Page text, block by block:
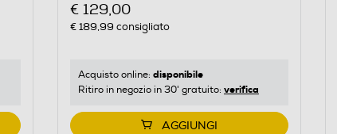
€ 129,00
€ 189,99 consigliato
Acquisto online: disponibile
Ritiro in negozio in 30' gratuito: verifica
AGGIUNGI